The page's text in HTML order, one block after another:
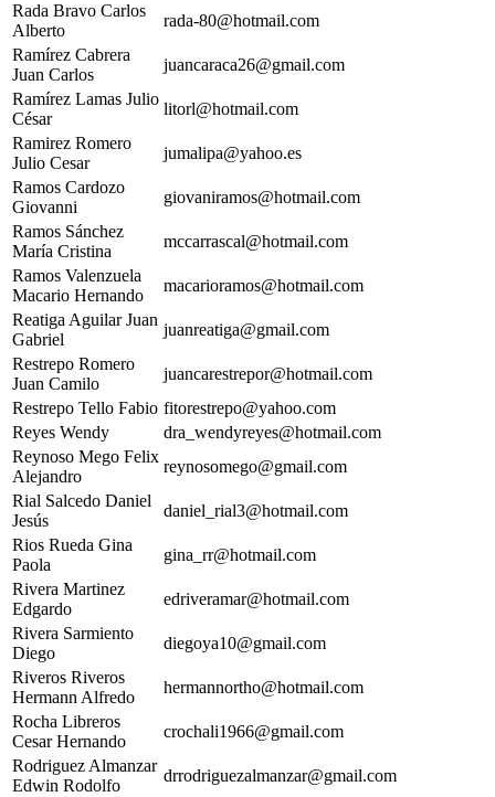
Rada Bravo Carlos
Alberto
rada-80@hotmail.com
Ramírez Cabrera
Juan Carlos
juancaraca26@gmail.com
Ramírez Lamas Julio
César
litorl@hotmail.com
Ramirez Romero
Julio Cesar
jumalipa@yahoo.es
Ramos Cardozo
Giovanni
giovaniramos@hotmail.com
Ramos Sánchez
María Cristina
mccarrascal@hotmail.com
Ramos Valenzuela
Macario Hernando
macarioramos@hotmail.com
Reatiga Aguilar Juan
Gabriel
juanreatiga@gmail.com
Restrepo Romero
Juan Camilo
juancarestrepor@hotmail.com
Restrepo Tello Fabio fitorestrepo@yahoo.com
Reyes Wendy
dra_wendyreyes@hotmail.com
Reynoso Mego Felix
Alejandro
reynosomego@gmail.com
Rial Salcedo Daniel
Jesús
daniel_rial3@hotmail.com
Rios Rueda Gina
Paola
gina_rr@hotmail.com
Rivera Martinez
Edgardo
edriveramar@hotmail.com
Rivera Sarmiento
Diego
diegoya10@gmail.com
Riveros Riveros
Hermann Alfredo
hermannortho@hotmail.com
Rocha Libreros
Cesar Hernando
crochali1966@gmail.com
Rodriguez Almanzar
Edwin Rodolfo
drrodriguezalmanzar@gmail.com